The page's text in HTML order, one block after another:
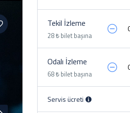
Tekil İzleme
28 ₺ bilet başına
Odalı İzleme
68 ₺ bilet başına
Servis ücreti